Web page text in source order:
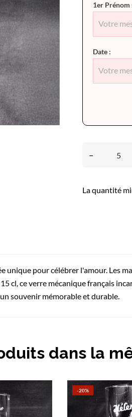
1er Prénom
Date :
–
La quantité
unique pour célébrer l'amour. Les
cl, ce verre mécanique français
souvenir mémorable et durable.
dans la
-20%